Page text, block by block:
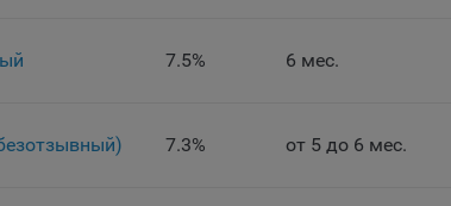
дополнительных функций сайтов, например,
пользователя, в том числе имени
9.3. Файлы cookie предпочтений, например,
7.5% 6 мес.
7.3% от 5 до 6 мес.